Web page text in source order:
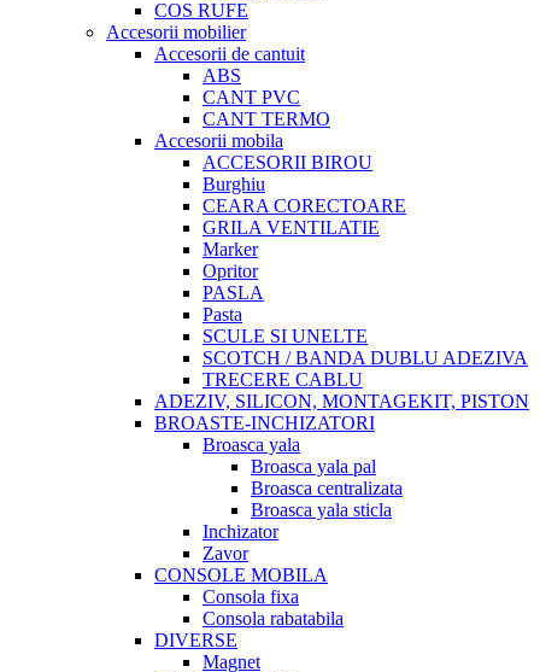
COS RUFE
Accesorii mobilier
Accesorii de cantuit
ABS
CANT PVC
CANT TERMO
Accesorii mobila
ACCESORII BIROU
Burghiu
CEARA CORECTOARE
GRILA VENTILATIE
Marker
Opritor
PASLA
Pasta
SCULE SI UNELTE
SCOTCH / BANDA DUBLU ADEZIVA
TRECERE CABLU
ADEZIV, SILICON, MONTAGEKIT, PISTON
BROASTE-INCHIZATORI
Broasca yala
Broasca yala pal
Broasca centralizata
Broasca yala sticla
Inchizator
Zavor
CONSOLE MOBILA
Consola fixa
Consola rabatabila
DIVERSE
Magnet